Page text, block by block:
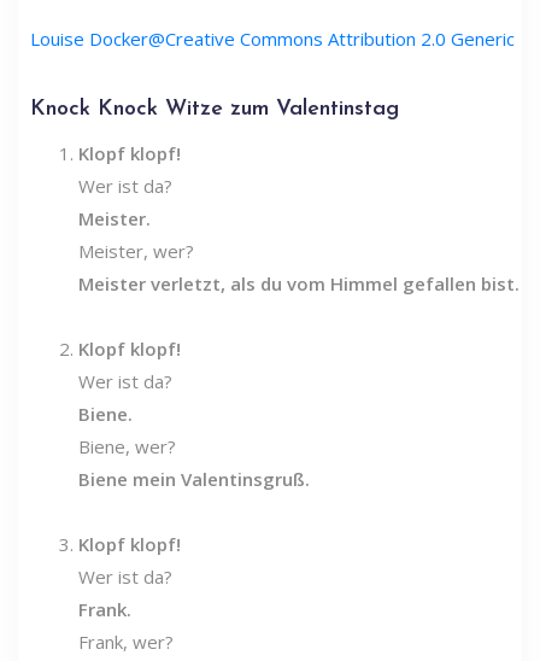
Louise Docker@Creative Commons Attribution 2.0 Generic
Knock Knock Witze zum Valentinstag
Klopf klopf!
Wer ist da?
Meister.
Meister, wer?
Meister verletzt, als du vom Himmel gefallen bist.
Klopf klopf!
Wer ist da?
Biene.
Biene, wer?
Biene mein Valentinsgruß.
Klopf klopf!
Wer ist da?
Frank.
Frank, wer?